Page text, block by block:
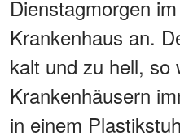
Dienstagmorgen
Krankenhaus an.
kalt und zu hell, so
Krankenhäusern
in einem